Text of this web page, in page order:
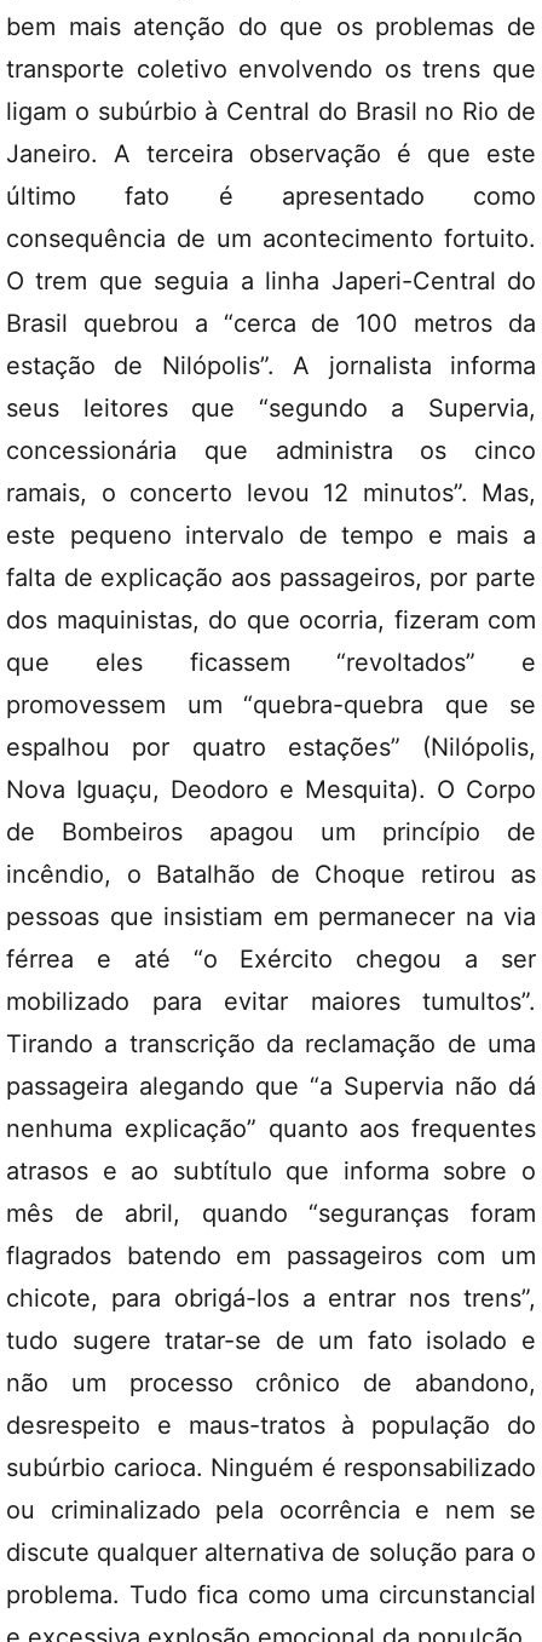
bem mais atenção do que os problemas de
transporte coletivo envolvendo os trens que
ligam o subúrbio à Central do Brasil no Rio de
Janeiro. A terceira observação é que este
último fato é apresentado como
consequência de um acontecimento fortuito.
O trem que seguia a linha Japeri-Central do
Brasil quebrou a “cerca de 100 metros da
estação de Nilópolis”. A jornalista informa
seus leitores que “segundo a Supervia,
concessionária que administra os cinco
ramais, o concerto levou 12 minutos”. Mas,
este pequeno intervalo de tempo e mais a
falta de explicação aos passageiros, por parte
dos maquinistas, do que ocorria, fizeram com
que eles ficassem “revoltados” e
promovessem um “quebra-quebra que se
espalhou por quatro estações” (Nilópolis,
Nova Iguaçu, Deodoro e Mesquita). O Corpo
de Bombeiros apagou um princípio de
incêndio, o Batalhão de Choque retirou as
pessoas que insistiam em permanecer na via
férrea e até “o Exército chegou a ser
mobilizado para evitar maiores tumultos”.
Tirando a transcrição da reclamação de uma
passageira alegando que “a Supervia não dá
nenhuma explicação” quanto aos frequentes
atrasos e ao subtítulo que informa sobre o
mês de abril, quando “seguranças foram
flagrados batendo em passageiros com um
chicote, para obrigá-los a entrar nos trens”,
tudo sugere tratar-se de um fato isolado e
não um processo crônico de abandono,
desrespeito e maus-tratos à população do
subúrbio carioca. Ninguém é responsabilizado
ou criminalizado pela ocorrência e nem se
discute qualquer alternativa de solução para o
problema. Tudo fica como uma circunstancial